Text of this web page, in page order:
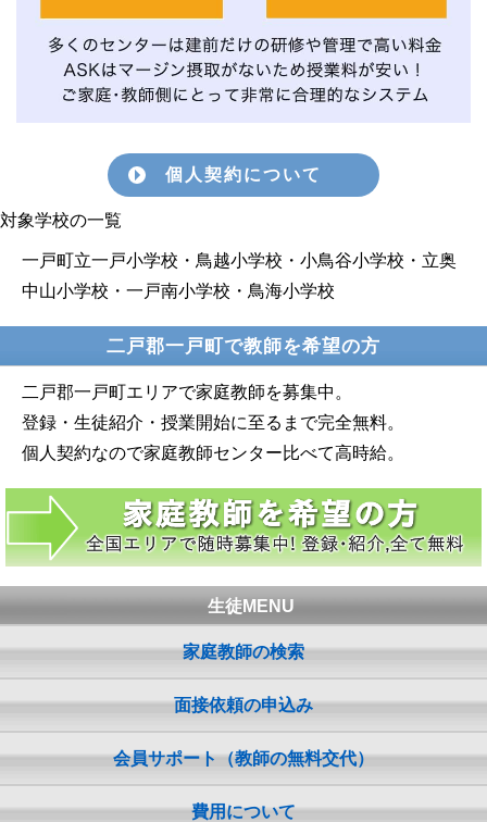
個人契約について
対象学校の一覧
一戸町立一戸小学校・鳥越小学校・小鳥谷小学校・立奥
中山小学校・一戸南小学校・鳥海小学校
二戸郡一戸町で教師を希望の方
二戸郡一戸町エリアで家庭教師を募集中。
登録・生徒紹介・授業開始に至るまで完全無料。
個人契約なので家庭教師センター比べて高時給。
生徒MENU
家庭教師の検索
面接依頼の申込み
会員サポート（教師の無料交代）
費用について